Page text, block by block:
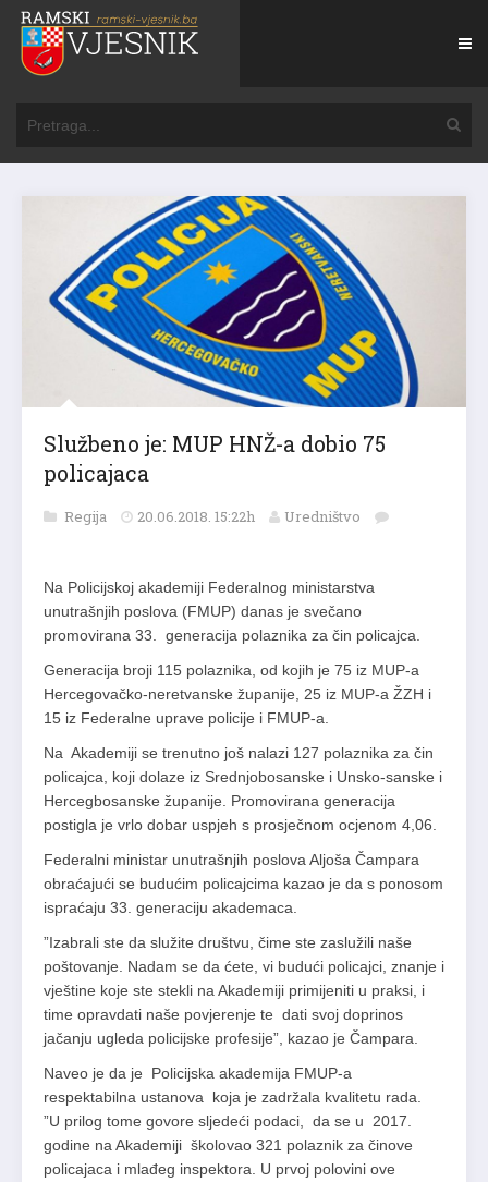
Službeno je: MUP HNŽ-a dobio 75
policajaca
Regija 20.06.2018. 15:22h Uredništvo
Na Policijskoj akademiji Federalnog ministarstva
unutrašnjih poslova (FMUP) danas je svečano
promovirana 33. generacija polaznika za čin policajca.
Generacija broji 115 polaznika, od kojih je 75 iz MUP-a
Hercegovačko-neretvanske županije, 25 iz MUP-a ŽZH i
15 iz Federalne uprave policije i FMUP-a.
Na Akademiji se trenutno još nalazi 127 polaznika za čin
policajca, koji dolaze iz Srednjobosanske i Unsko-sanske i
Hercegbosanske županije. Promovirana generacija
postigla je vrlo dobar uspjeh s prosječnom ocjenom 4,06.
Federalni ministar unutrašnjih poslova Aljoša Čampara
obraćajući se budućim policajcima kazao je da s ponosom
ispraćaju 33. generaciju akademaca.
”Izabrali ste da služite društvu, čime ste zaslužili naše
poštovanje. Nadam se da ćete, vi budući policajci, znanje i
vještine koje ste stekli na Akademiji primijeniti u praksi, i
time opravdati naše povjerenje te dati svoj doprinos
jačanju ugleda policijske profesije”, kazao je Čampara.
Naveo je da je Policijska akademija FMUP-a
respektabilna ustanova koja je zadržala kvalitetu rada.
”U prilog tome govore sljedeći podaci, da se u 2017.
godine na Akademiji školovao 321 polaznik za činove
policajaca i mlađeg inspektora. U prvoj polovini ove